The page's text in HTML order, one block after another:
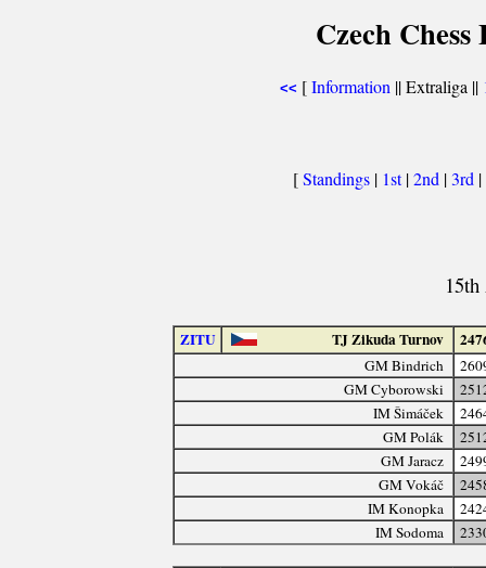
Czech
<< [Information || Extraliga ||
[Standings | 1st|2nd |3rd |
ZITU TJ Zikuda Turnov
GM Bindrich
GM Cyborowski
IM Šimáček
GM Polák
GM Jaracz
GM Vokáč
IM Konopka
IM Sodoma